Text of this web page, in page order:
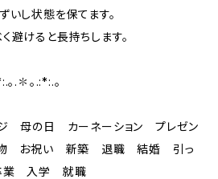
いし状態を保てます。
避けると長持ちします。
｡.✽｡.:*:.｡
母の日 カーネーション プレゼン
お祝い 新築 退職 結婚 引っ
業 入学 就職